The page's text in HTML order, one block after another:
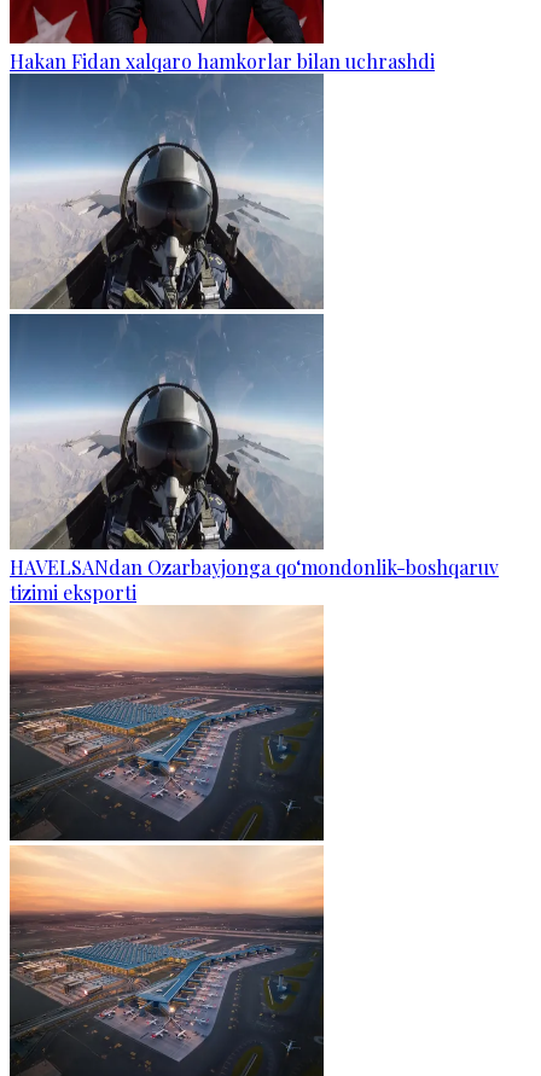
Hakan Fidan xalqaro hamkorlar bilan uchrashdi
HAVELSANdan Ozarbayjonga qo‘mondonlik-boshqaruv
tizimi eksporti